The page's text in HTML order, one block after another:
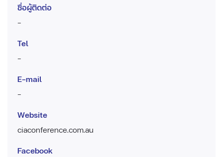
ชื่อผู้ติดต่อ
-
Tel
-
E-mail
-
Website
ciaconference.com.au
Facebook